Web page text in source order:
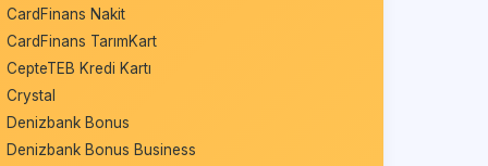
CardFinans Nakit
CardFinans TarımKart
CepteTEB Kredi Kartı
Crystal
Denizbank Bonus
Denizbank Bonus Business